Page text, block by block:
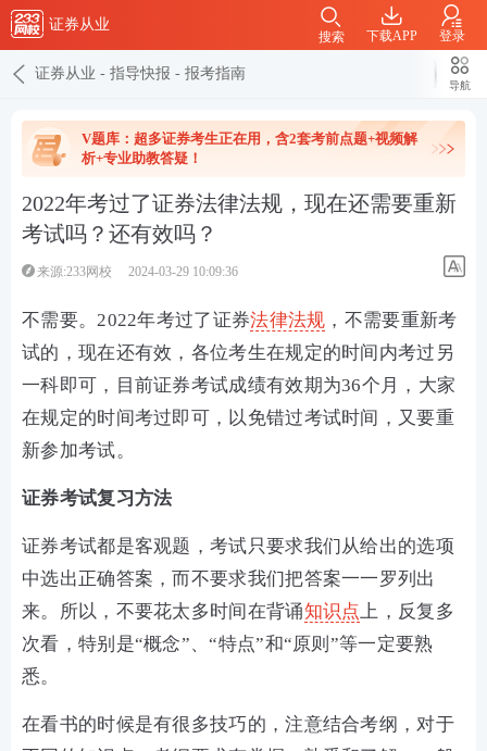
证券从业
下载APP 登录
搜索
证券从业 - 指导快报 - 报考指南
导航
V题库：超多证券考生正在用，含2套考前点题+视频解
析+专业助教答疑！
2022年考过了证券法律法规，现在还需要重新
考试吗？还有效吗？
来源:233网校 2024-03-29 10:09:36
不需要。2022年考过了证券法律法规 ，不需要重新考
试的，现在还有效，各位考生在规定的时间内考过另
一科即可，目前证券考试成绩有效期为36个月，大家
在规定的时间考过即可，以免错过考试时间，又要重
新参加考试。
证券考试复习方法
证券考试都是客观题，考试只要求我们从给出的选项
中选出正确答案，而不要求我们把答案一一罗列出
来。所以，不要花太多时间在背诵知识点上，反复多
次看，特别是“概念”、“特点”和“原则”等一定要熟
悉。
在看书的时候是有很多技巧的，注意结合考纲，对于